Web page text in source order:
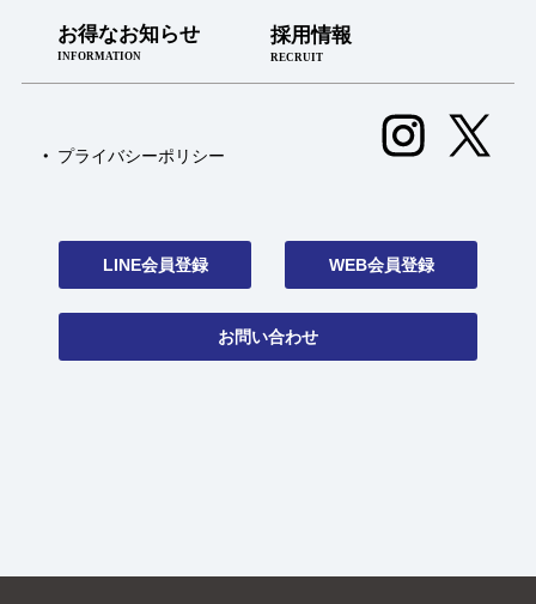
お得なお知らせ
INFORMATION
採用情報
RECRUIT
プライバシーポリシー
LINE会員登録 WEB会員登録
お問い合わせ